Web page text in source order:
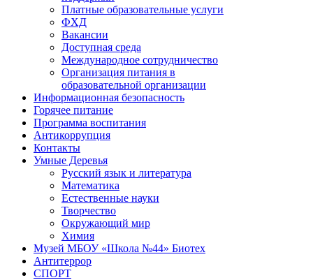
Платные образовательные услуги
ФХД
Вакансии
Доступная среда
Международное сотрудничество
Организация питания в
образовательной организации
Информационная безопасность
Горячее питание
Программа воспитания
Антикоррупция
Контакты
Умные Деревья
Русский язык и литература
Математика
Естественные науки
Творчество
Окружающий мир
Химия
Музей МБОУ «Школа №44» Биотех
Антитеррор
СПОРТ